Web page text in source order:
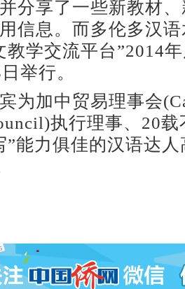
分享了一些新教材
信息。而多伦多汉
教学交流平台”2014
举行。
加中贸易理事会
执行理事、20
”能力俱佳的汉语达人